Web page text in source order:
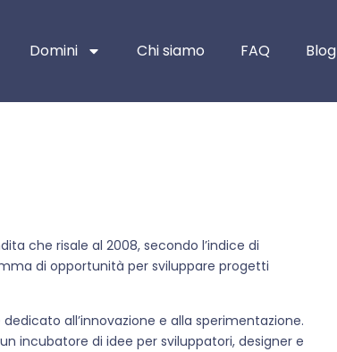
Domini Chi siamo FAQ Blog
che risale al 2008, secondo l’indice di
di opportunità per sviluppare progetti
all’innovazione e alla sperimentazione.
incubatore di idee per sviluppatori, designer e